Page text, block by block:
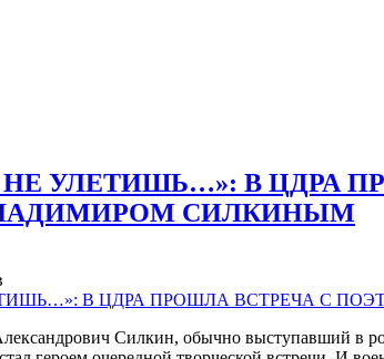
УЛЕТИШЬ…»: В ЦДРА
СИЛКИНЫМ
Силкин, обычно выступавший в